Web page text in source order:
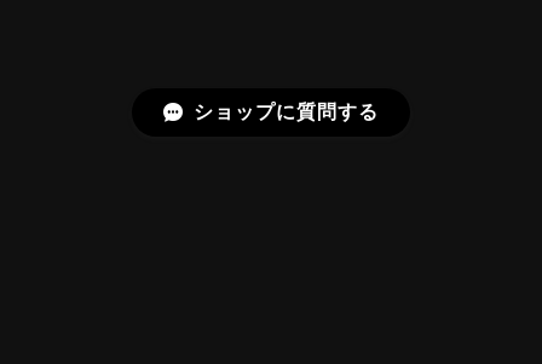
で、そう感じていただけたことがなにより
です。Star Rose Cut™ は中心から外へ広
ショップに質問する